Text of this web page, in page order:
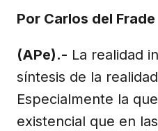
(Twitter)
Por Carlos del Frade
(APe).- La realidad
síntesis de la
Especialmente la
existencial que en